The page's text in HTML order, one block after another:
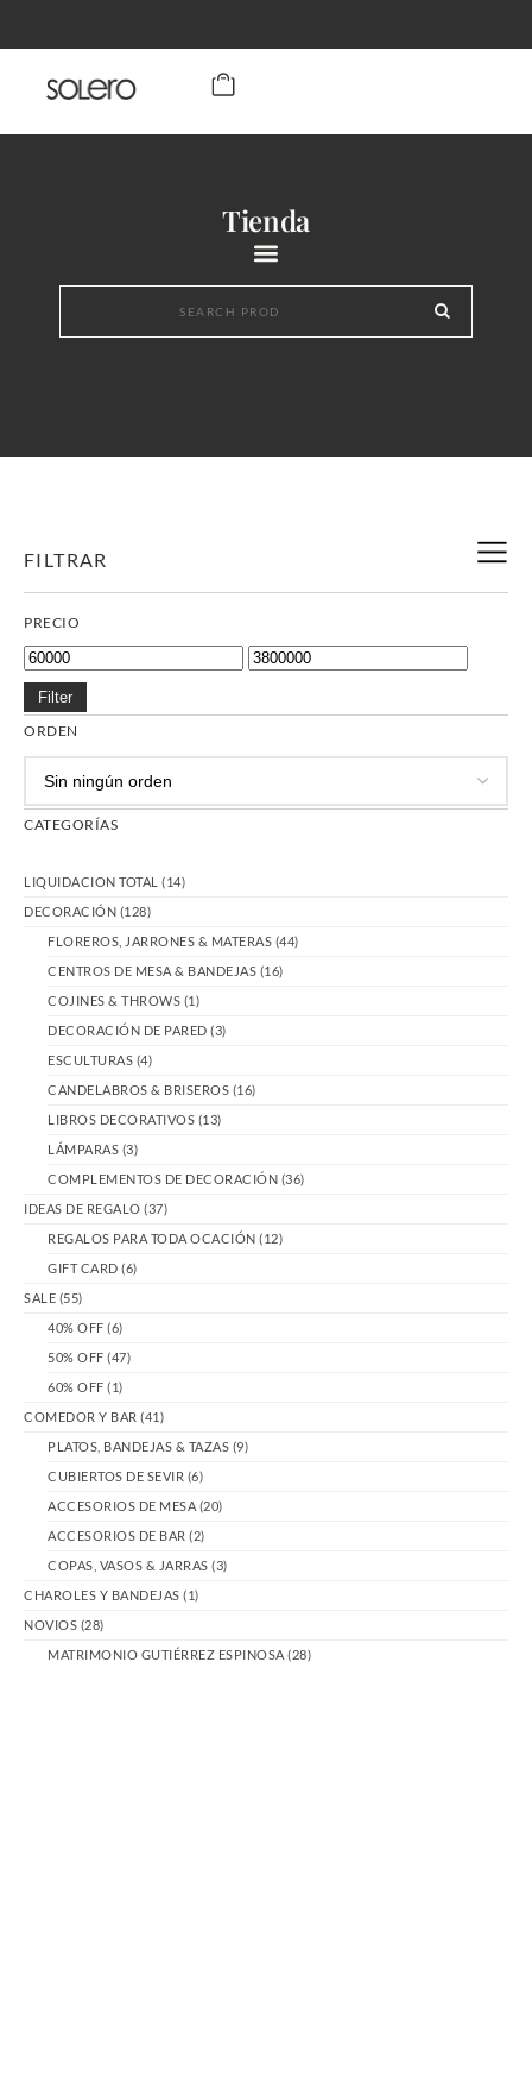
Tienda
FILTRAR
PRECIO
Filter
ORDEN
CATEGORÍAS
LIQUIDACION TOTAL (14)
DECORACIÓN (128)
FLOREROS, JARRONES & MATERAS (44)
CENTROS DE MESA & BANDEJAS (16)
COJINES & THROWS (1)
DECORACIÓN DE PARED (3)
ESCULTURAS (4)
CANDELABROS & BRISEROS (16)
LIBROS DECORATIVOS (13)
LÁMPARAS (3)
COMPLEMENTOS DE DECORACIÓN (36)
IDEAS DE REGALO (37)
REGALOS PARA TODA OCACIÓN (12)
GIFT CARD (6)
SALE (55)
40% OFF (6)
50% OFF (47)
60% OFF (1)
COMEDOR Y BAR (41)
PLATOS, BANDEJAS & TAZAS (9)
CUBIERTOS DE SEVIR (6)
ACCESORIOS DE MESA (20)
ACCESORIOS DE BAR (2)
COPAS, VASOS & JARRAS (3)
CHAROLES Y BANDEJAS (1)
NOVIOS (28)
MATRIMONIO GUTIÉRREZ ESPINOSA (28)